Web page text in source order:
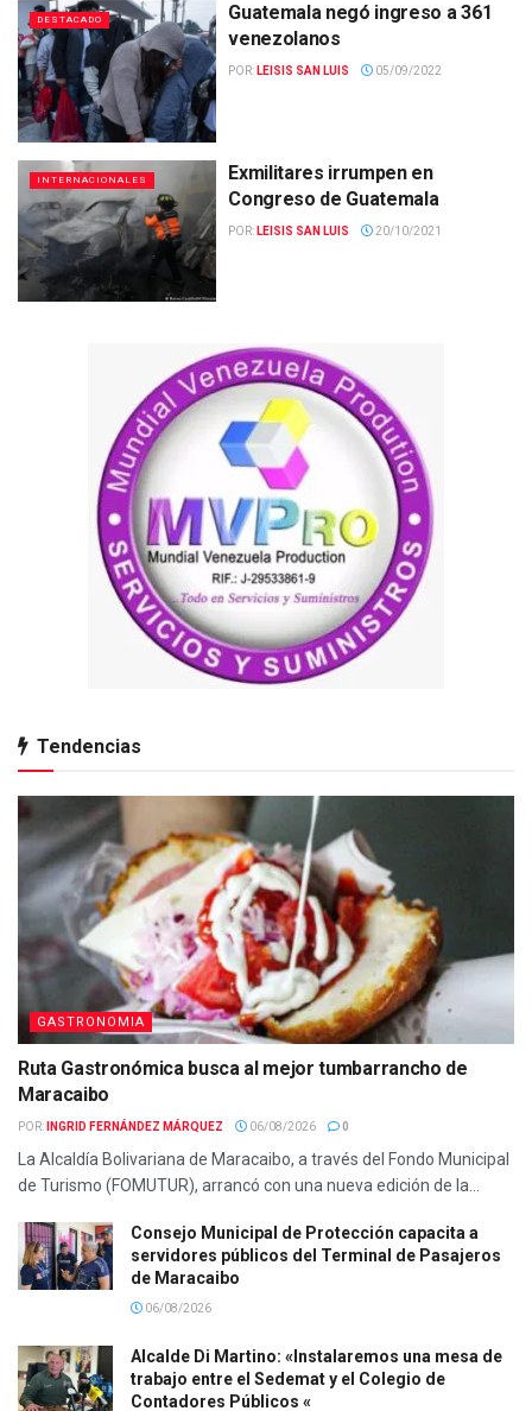
DESTACADO
Guatemala negó ingreso a 361
venezolanos
POR: LEISIS SAN LUIS 05/09/2022
INTERNACIONALES
Exmilitares irrumpen en
Congreso de Guatemala
POR: LEISIS SAN LUIS 20/10/2021
Tendencias
GASTRONOMIA
Ruta Gastronómica busca al mejor tumbarrancho de
Maracaibo
POR: INGRID FERNÁNDEZ MÁRQUEZ 06/08/2026 0
La Alcaldía Bolivariana de Maracaibo, a través del Fondo Municipal
de Turismo (FOMUTUR), arrancó con una nueva edición de la...
Consejo Municipal de Protección capacita a
servidores públicos del Terminal de Pasajeros
de Maracaibo
06/08/2026
Alcalde Di Martino: «Instalaremos una mesa de
trabajo entre el Sedemat y el Colegio de
Contadores Públicos «